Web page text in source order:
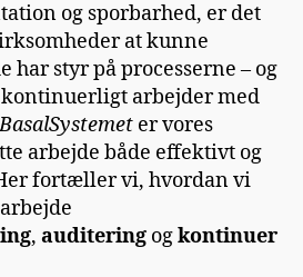
og sporbarhed, er det
at kunne
har styr på processerne – og
arbejder med
BasalSystemet er vores
arbejde både effektivt og
fortæller vi, hvordan vi
, auditering ogkontinuer